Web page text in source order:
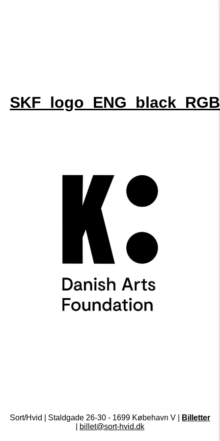
SKF_logo_ENG_black_RGB
Sort/Hvid | Staldgade 26-30 - 1699 Købehavn V |
Billetter
billet@sort-hvid.dk